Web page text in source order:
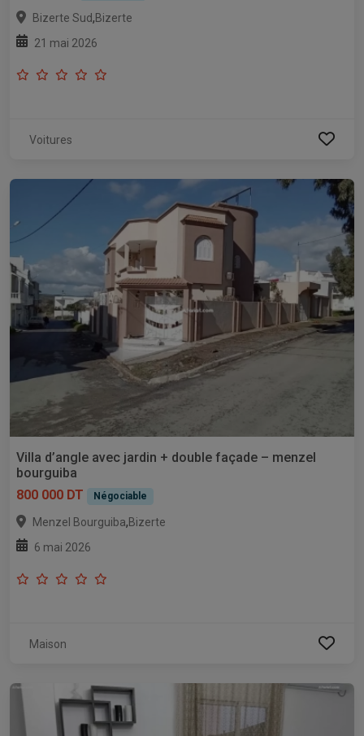
Bizerte Sud,Bizerte
21 mai 2026
Voitures
Villa d’angle avec jardin + double façade – menzel
bourguiba
800 000 DT
Négociable
Menzel Bourguiba,Bizerte
6 mai 2026
Maison